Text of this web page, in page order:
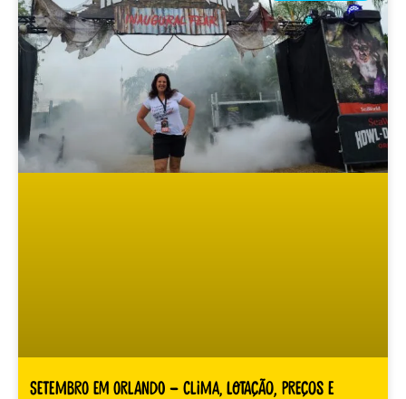
Setembro em Orlando – clima, lotação, preços e